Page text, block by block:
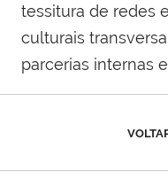
tessitura de redes
culturais
parcerias internas